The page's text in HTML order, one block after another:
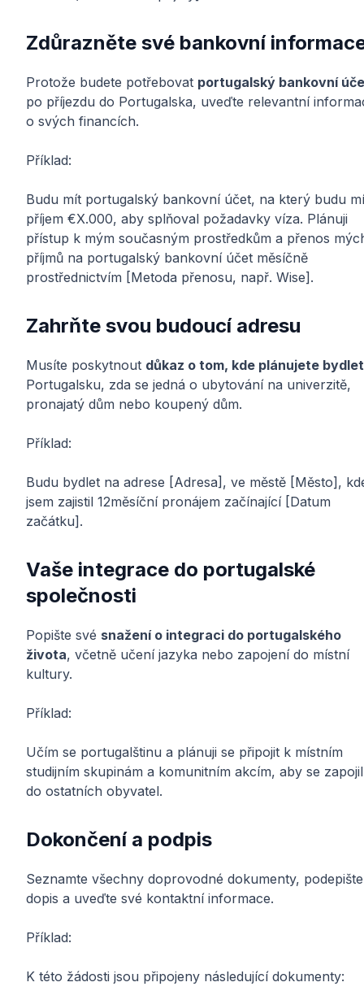
Zdůrazněte své bankovní
Protože budete potřebovat portugalský bankovní
po příjezdu do Portugalska, uveďte relevantní
o svých financích.
Příklad:
Budu mít portugalský bankovní účet, na který budu
příjem €X.000, aby splňoval požadavky víza. Plánuji
přístup k mým současným prostředkům a přenos
příjmů na portugalský bankovní účet měsíčně
prostřednictvím [Metoda přenosu, např. Wise].
Zahrňte svou budoucí adresu
Musíte poskytnout důkaz o tom, kde plánujete bydlet
Portugalsku, zda se jedná o ubytování na univerzitě,
pronajatý dům nebo koupený dům.
Příklad:
Budu bydlet na adrese [Adresa], ve městě [Město],
jsem zajistil 12měsíční pronájem začínající [Datum
začátku].
Vaše integrace do portugalské
společnosti
Popište své snažení o integraci do portugalského
života, včetně učení jazyka nebo zapojení do místní
kultury.
Příklad:
Učím se portugalštinu a plánuji se připojit k místním
studijním skupinám a komunitním akcím, aby se zapojil
do ostatních obyvatel.
Dokončení a podpis
Seznamte všechny doprovodné dokumenty, podepište
dopis a uveďte své kontaktní informace.
Příklad:
K této žádosti jsou připojeny následující dokumenty: